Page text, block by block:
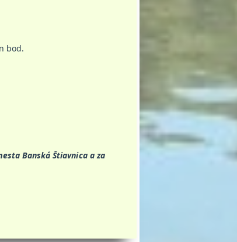
bod.
Banská Štiavnica a za